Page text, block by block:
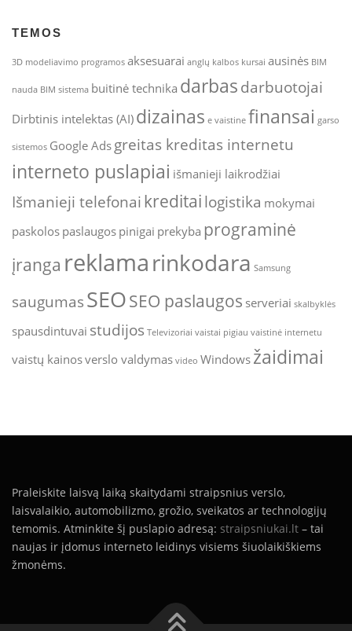
TEMOS
3D modeliavimo programos aksesuarai anglų kalbos kursai ausinės BIM
nauda BIM sistema buitinė technika darbas darbuotojai
Dirbtinis intelektas (AI)dizainas e vaistine finansai garso
sistemos Google Adsgreitas kreditas internetu
interneto puslapiai išmanieji laikrodžiai
Išmanieji telefonai kreditai logistika mokymai
paskolospaslaugospinigai prekyba programinė
įranga reklamarinkodara Samsung
saugumas SEOSEO paslaugos serveriai skalbyklės
spausdintuvai studijos Televizoriai vaistai pigiau vaistinė internetu
vaistų kainosverslo valdymas video Windowsžaidimai
Praleiskite laisvą laiką skaitydami straipsnius verslo,
laisvalaikio, automobilizmo, grožio, sveikatos ar technologijų
temomis. Atminkite šį puslapio adresą: straipsniukai.lt – tai
naujas ir įdomus interneto leidinys visiems šiuolaikiškiems
žmonėms.